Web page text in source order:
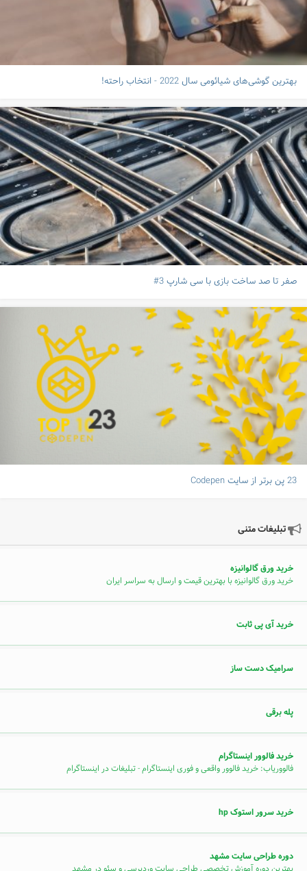
بهترین گوشی‌های شیائومی سال 2022 - انتخاب راحته!
صفر تا صد ساخت بازی با سی شارپ 3#
23 پن برتر از سایت Codepen
تبلیغات متنی
خرید ورق گالوانیزه
خرید ورق گالوانیزه با بهترین قیمت و ارسال به سراسر ایران
خرید آی پی ثابت
سرامیک دست ساز
پله برقی
خرید فالوور اینستاگرام
فالووریاب: خرید فالوور واقعی و فوری اینستاگرام - تبلیغات در اینستاگرام
خرید سرور استوک hp
دوره طراحی سایت مشهد